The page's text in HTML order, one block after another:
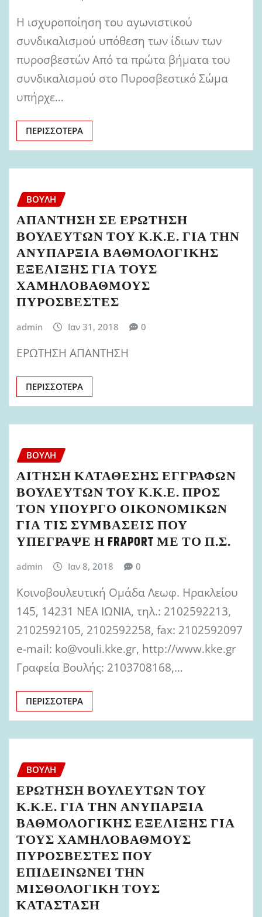
Η ισχυροποίηση του αγωνιστικού
συνδικαλισμού υπόθεση των ίδιων των
πυροσβεστών Από τα πρώτα βήματα του
συνδικαλισμού στο Πυροσβεστικό Σώμα
υπήρχε…
ΠΕΡΙΣΣΌΤΕΡΑ
ΒΟΥΛΉ
ΑΠΑΝΤΗΣΗ ΣΕ ΕΡΩΤΗΣΗ
ΒΟΥΛΕΥΤΩΝ ΤΟΥ Κ.Κ.Ε. ΓΙΑ ΤΗΝ
ΑΝΥΠΑΡΞΙΑ ΒΑΘΜΟΛΟΓΙΚΗΣ
ΕΞΕΛΙΞΗΣ ΓΙΑ ΤΟΥΣ
ΧΑΜΗΛΟΒΑΘΜΟΥΣ
ΠΥΡΟΣΒΕΣΤΕΣ
admin Ιαν 31, 2018 0
ΕΡΩΤΗΣΗ ΑΠΑΝΤΗΣΗ
ΠΕΡΙΣΣΌΤΕΡΑ
ΒΟΥΛΉ
ΑΙΤΗΣΗ ΚΑΤΑΘΕΣΗΣ ΕΓΓΡΑΦΩΝ
ΒΟΥΛΕΥΤΩΝ ΤΟΥ Κ.Κ.Ε. ΠΡΟΣ
ΤΟΝ ΥΠΟΥΡΓΟ ΟΙΚΟΝΟΜΙΚΩΝ
ΓΙΑ ΤΙΣ ΣΥΜΒΑΣΕΙΣ ΠΟΥ
ΥΠΕΓΡΑΨΕ Η FRAPORT ΜΕ ΤΟ Π.Σ.
admin Ιαν 8, 2018 0
Κοινοβουλευτική Ομάδα Λεωφ. Ηρακλείου
145, 14231 ΝΕΑ ΙΩΝΙΑ, τηλ.: 2102592213,
2102592105, 2102592258, fax: 2102592097
e-mail: ko@vouli.kke.gr, http://www.kke.gr
Γραφεία Βουλής: 2103708168,…
ΠΕΡΙΣΣΌΤΕΡΑ
ΒΟΥΛΉ
ΕΡΩΤΗΣΗ ΒΟΥΛΕΥΤΩΝ ΤΟΥ
Κ.Κ.Ε. ΓΙΑ ΤΗΝ ΑΝΥΠΑΡΞΙΑ
ΒΑΘΜΟΛΟΓΙΚΗΣ ΕΞΕΛΙΞΗΣ ΓΙΑ
ΤΟΥΣ ΧΑΜΗΛΟΒΑΘΜΟΥΣ
ΠΥΡΟΣΒΕΣΤΕΣ ΠΟΥ
ΕΠΙΔΕΙΝΩΝΕΙ ΤΗΝ
ΜΙΣΘΟΛΟΓΙΚΗ ΤΟΥΣ
ΚΑΤΑΣΤΑΣΗ